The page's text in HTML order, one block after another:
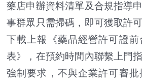
藥店申辦資料清單及合規指導
事群眾只需掃碼，即可獲取許
下載上報《藥品經營許可證
表》，在預約時間內聯繫上門
強制要求，不與企業許可審